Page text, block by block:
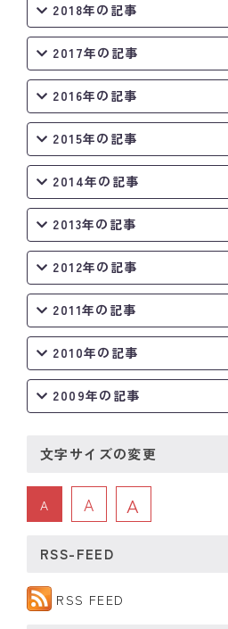
2018年の記事
2017年の記事
2016年の記事
2015年の記事
2014年の記事
2013年の記事
2012年の記事
2011年の記事
2010年の記事
2009年の記事
文字サイズの変更
A A A
RSS-FEED
RSS FEED